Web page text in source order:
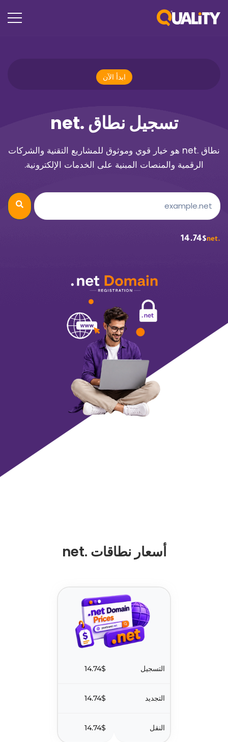
ابدأ الآن
تسجيل نطاق .net
نطاق .net هو خيار قوي وموثوق للمشاريع التقنية والشركات
الرقمية والمنصات المبنية على الخدمات الإلكترونية.
.net
$
14.74
أسعار نطاقات .net
التسجيل 14.74$
التجديد 14.74$
النقل 14.74$